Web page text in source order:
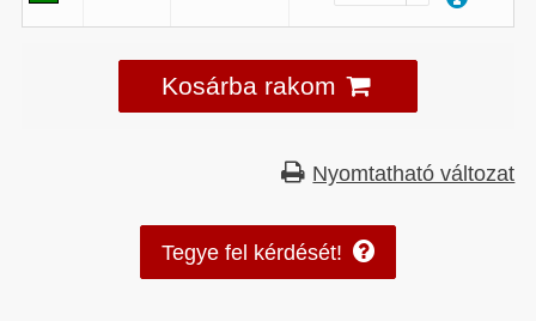
Kosárba rakom
Nyomtatható változat
Tegye fel kérdését!